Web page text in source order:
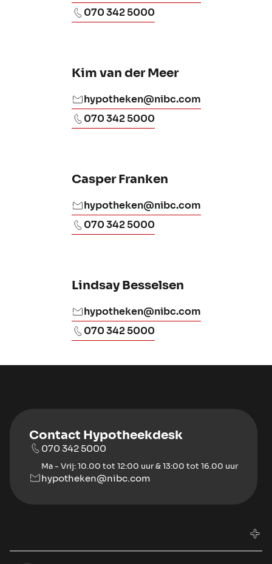
070 342 5000
Kim van der Meer
hypotheken@nibc.com
070 342 5000
Casper Franken
hypotheken@nibc.com
070 342 5000
Lindsay Besselsen
hypotheken@nibc.com
070 342 5000
Contact Hypotheekdesk
070 342 5000
Ma - Vrij: 10.00 tot 12:00 uur & 13:00 tot 16.00 uur
hypotheken@nibc.com